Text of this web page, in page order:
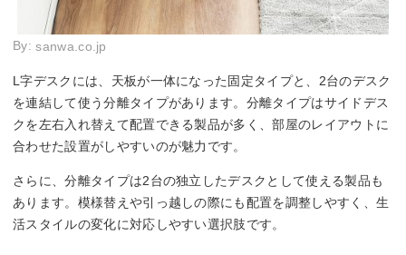
By: sanwa.co.jp
L字デスクには、天板が一体になった固定タイプと、2台のデスク
を連結して使う分離タイプがあります。分離タイプはサイドデス
クを左右入れ替えて配置できる製品が多く、部屋のレイアウトに
合わせた設置がしやすいのが魅力です。
さらに、分離タイプは2台の独立したデスクとして使える製品も
あります。模様替えや引っ越しの際にも配置を調整しやすく、生
活スタイルの変化に対応しやすい選択肢です。